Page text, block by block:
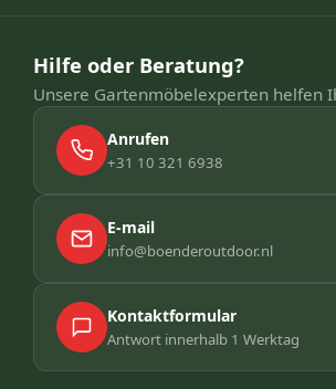
Hilfe oder Beratung?
Unsere Gartenmöbelexperten helfen
Anrufen
+31 10 321 6938
E-mail
info@boenderoutdoor.nl
Kontaktformular
Antwort innerhalb 1 Werktag